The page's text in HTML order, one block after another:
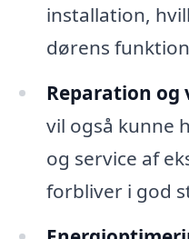
installation,
dørens
Reparation og
vil også kunne
og service af
forbliver i god